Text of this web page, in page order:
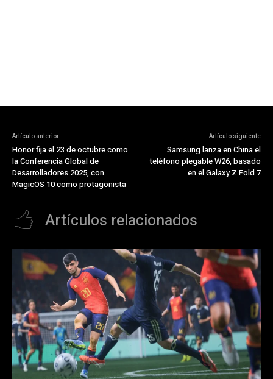
Artículo anterior
Honor fija el 23 de octubre como
la Conferencia Global de
Desarrolladores 2025, con
MagicOS 10 como protagonista
Artículo siguiente
Samsung lanza en China el
teléfono plegable W26, basado
en el Galaxy Z Fold 7
Artículos relacionados